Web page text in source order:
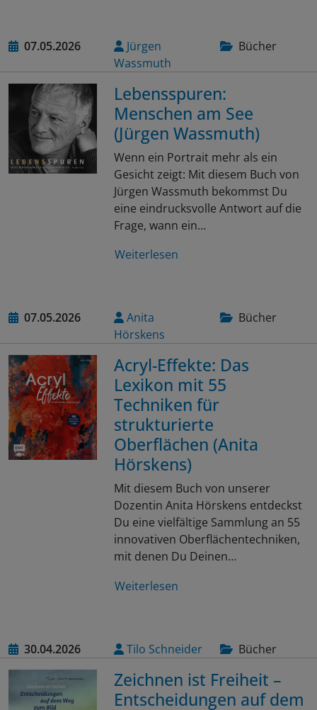
07.05.2026
Jürgen
Wassmuth
Bücher
Lebensspuren:
Menschen am See
(Jürgen Wassmuth)
Wenn ein Portrait mehr als ein
Gesicht zeigt: Mit diesem Buch von
Jürgen Wassmuth bekommst Du
eine eindrucksvolle Antwort auf die
Frage, wann ein…
Weiterlesen
07.05.2026
Anita
Hörskens
Bücher
Acryl-Effekte: Das
Lexikon mit 55
Techniken für
strukturierte
Oberflächen (Anita
Hörskens)
Mit diesem Buch von unserer
Dozentin Anita Hörskens entdeckst
Du eine vielfältige Sammlung an 55
innovativen Oberflächentechniken,
mit denen Du Deinen…
Weiterlesen
30.04.2026 Tilo Schneider Bücher
Zeichnen ist Freiheit –
Entscheidungen auf dem